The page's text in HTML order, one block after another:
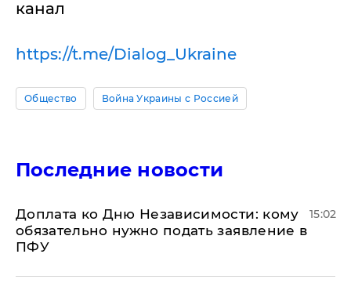
канал
https://t.me/Dialog_Ukraine
Общество Война Украины с Россией
Последние новости
Доплата ко Дню Независимости: кому
обязательно нужно подать заявление в
ПФУ
15:02